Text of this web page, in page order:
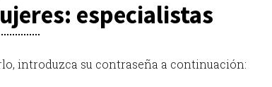
especialistas
introduzca su contraseña a continuación: